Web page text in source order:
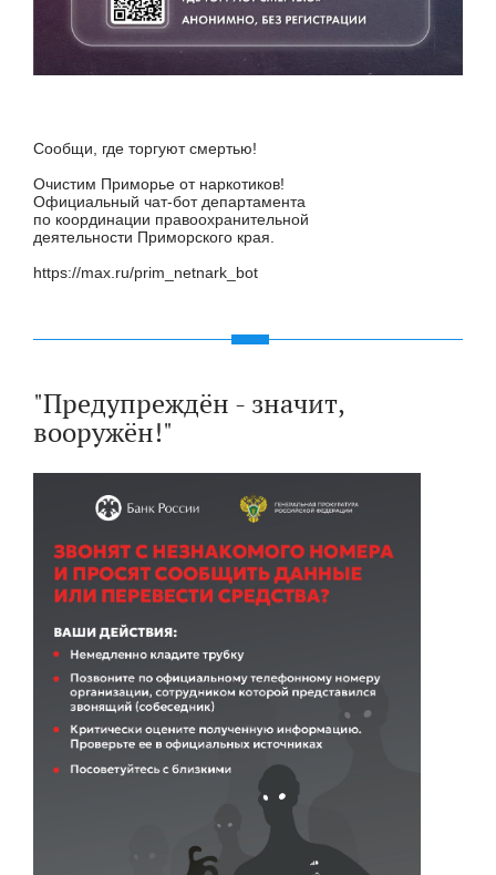
Сообщи, где торгуют смертью!
Очистим Приморье от наркотиков!
Официальный чат-бот департамента
по координации правоохранительной
деятельности Приморского края.
https://max.ru/prim_netnark_bot
"Предупреждён - значит,
вооружён!"